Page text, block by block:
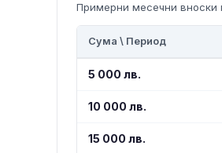
Примерни месечни вноски
Сума \ Период
5 000 лв.
10 000 лв.
15 000 лв.